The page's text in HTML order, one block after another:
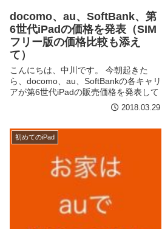
docomo、au、SoftBank、第
6世代iPadの価格を発表（SIM
フリー版の価格比較も添え
て）
こんにちは、中川です。 今朝起きた
ら、docomo、au、SoftBankの各キャリ
アが第6世代iPadの販売価格を発表して
おりました。 各キャリアが発表した
iPadの価格と、AppleStoreでSIMフリー
2018.03.29
初めてのiPad